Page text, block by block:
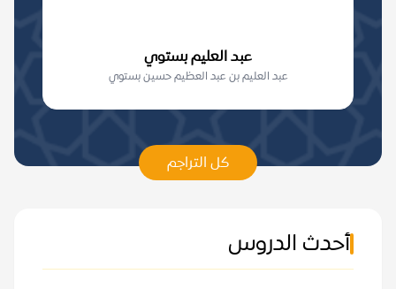
عبد العليم بستوي
عبد العليم بن عبد العظيم حسين بستوي
كل التراجم
أحدث الدروس